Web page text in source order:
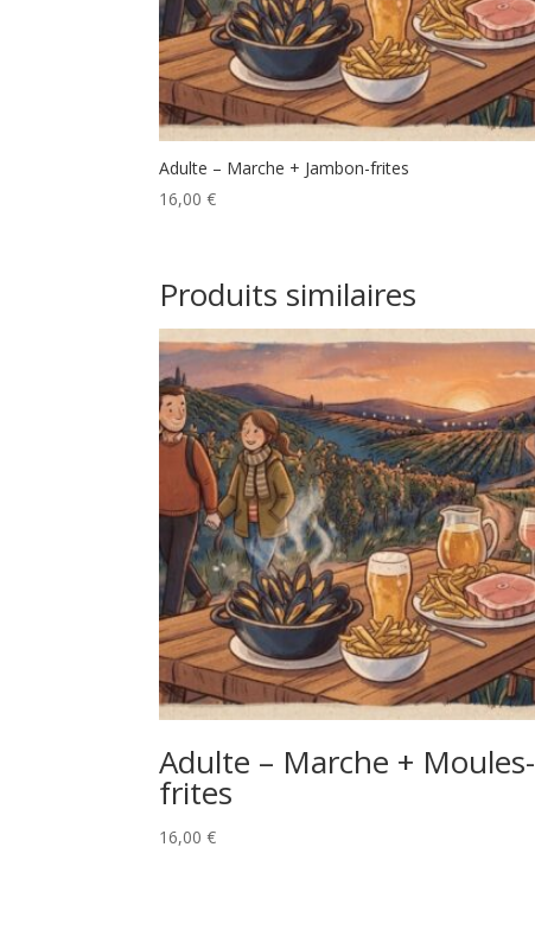
Adulte – Marche + Jambon-frites
16,00€
Produits similaires
Adulte – Marche + Moules-
frites
16,00€